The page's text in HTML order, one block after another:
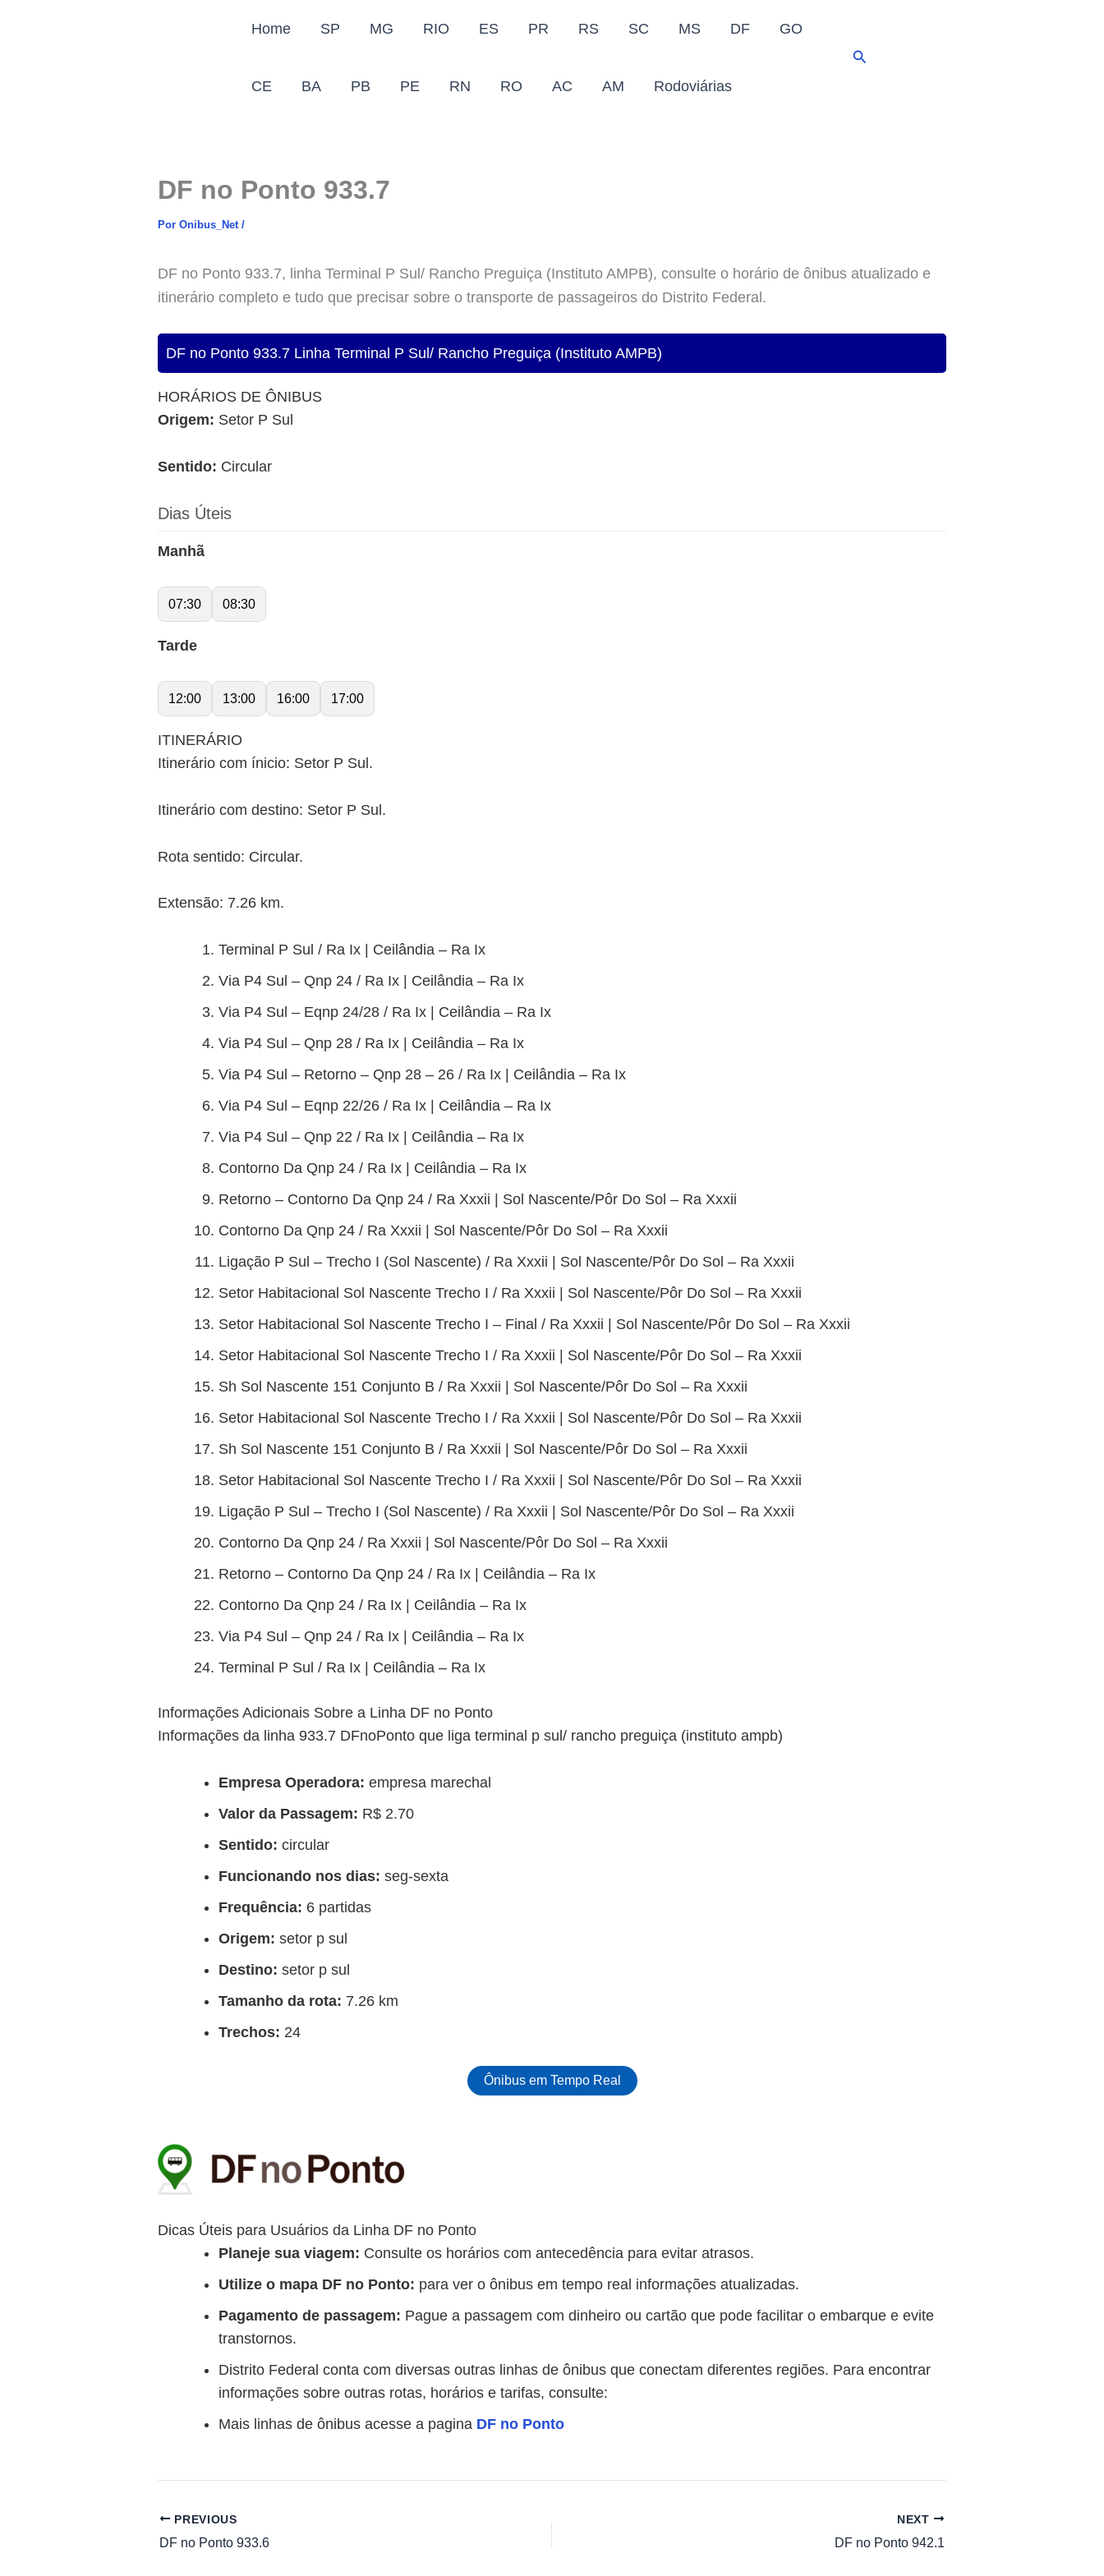
Home SP MG RIO ES PR RS SC MS DF GO
CE BA PB PE RN RO AC AM Rodoviárias
Pesquisar
DF no Ponto 933.7
Por Onibus_Net /
DF no Ponto 933.7, linha Terminal P Sul/ Rancho Preguiça (Instituto AMPB), consulte o horário de ônibus atualizado e
itinerário completo e tudo que precisar sobre o transporte de passageiros do Distrito Federal.
DF no Ponto 933.7 Linha Terminal P Sul/ Rancho Preguiça (Instituto AMPB)
HORÁRIOS DE ÔNIBUS
Origem: Setor P Sul
Sentido: Circular
Dias Úteis
Manhã
07:30 08:30
Tarde
12:00 13:00 16:00 17:00
ITINERÁRIO
Itinerário com ínicio: Setor P Sul.
Itinerário com destino: Setor P Sul.
Rota sentido: Circular.
Extensão: 7.26 km.
Terminal P Sul / Ra Ix | Ceilândia – Ra Ix
Via P4 Sul – Qnp 24 / Ra Ix | Ceilândia – Ra Ix
Via P4 Sul – Eqnp 24/28 / Ra Ix | Ceilândia – Ra Ix
Via P4 Sul – Qnp 28 / Ra Ix | Ceilândia – Ra Ix
Via P4 Sul – Retorno – Qnp 28 – 26 / Ra Ix | Ceilândia – Ra Ix
Via P4 Sul – Eqnp 22/26 / Ra Ix | Ceilândia – Ra Ix
Via P4 Sul – Qnp 22 / Ra Ix | Ceilândia – Ra Ix
Contorno Da Qnp 24 / Ra Ix | Ceilândia – Ra Ix
Retorno – Contorno Da Qnp 24 / Ra Xxxii | Sol Nascente/Pôr Do Sol – Ra Xxxii
Contorno Da Qnp 24 / Ra Xxxii | Sol Nascente/Pôr Do Sol – Ra Xxxii
Ligação P Sul – Trecho I (Sol Nascente) / Ra Xxxii | Sol Nascente/Pôr Do Sol – Ra Xxxii
Setor Habitacional Sol Nascente Trecho I / Ra Xxxii | Sol Nascente/Pôr Do Sol – Ra Xxxii
Setor Habitacional Sol Nascente Trecho I – Final / Ra Xxxii | Sol Nascente/Pôr Do Sol – Ra Xxxii
Setor Habitacional Sol Nascente Trecho I / Ra Xxxii | Sol Nascente/Pôr Do Sol – Ra Xxxii
Sh Sol Nascente 151 Conjunto B / Ra Xxxii | Sol Nascente/Pôr Do Sol – Ra Xxxii
Setor Habitacional Sol Nascente Trecho I / Ra Xxxii | Sol Nascente/Pôr Do Sol – Ra Xxxii
Sh Sol Nascente 151 Conjunto B / Ra Xxxii | Sol Nascente/Pôr Do Sol – Ra Xxxii
Setor Habitacional Sol Nascente Trecho I / Ra Xxxii | Sol Nascente/Pôr Do Sol – Ra Xxxii
Ligação P Sul – Trecho I (Sol Nascente) / Ra Xxxii | Sol Nascente/Pôr Do Sol – Ra Xxxii
Contorno Da Qnp 24 / Ra Xxxii | Sol Nascente/Pôr Do Sol – Ra Xxxii
Retorno – Contorno Da Qnp 24 / Ra Ix | Ceilândia – Ra Ix
Contorno Da Qnp 24 / Ra Ix | Ceilândia – Ra Ix
Via P4 Sul – Qnp 24 / Ra Ix | Ceilândia – Ra Ix
Terminal P Sul / Ra Ix | Ceilândia – Ra Ix
Informações Adicionais Sobre a Linha DF no Ponto
Informações da linha 933.7 DFnoPonto que liga terminal p sul/ rancho preguiça (instituto ampb)
Empresa Operadora: empresa marechal
Valor da Passagem: R$ 2.70
Sentido: circular
Funcionando nos dias: seg-sexta
Frequência: 6 partidas
Origem: setor p sul
Destino: setor p sul
Tamanho da rota: 7.26 km
Trechos: 24
Ônibus em Tempo Real
Dicas Úteis para Usuários da Linha DF no Ponto
Planeje sua viagem: Consulte os horários com antecedência para evitar atrasos.
Utilize o mapa DF no Ponto: para ver o ônibus em tempo real informações atualizadas.
Pagamento de passagem: Pague a passagem com dinheiro ou cartão que pode facilitar o embarque e evite
transtornos.
Distrito Federal conta com diversas outras linhas de ônibus que conectam diferentes regiões. Para encontrar
informações sobre outras rotas, horários e tarifas, consulte:
Mais linhas de ônibus acesse a pagina DF no Ponto
PREVIOUS
DF no Ponto 933.6
NEXT
DF no Ponto 942.1